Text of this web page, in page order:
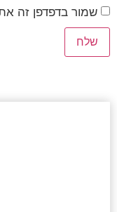
שמור בדפדפן זה